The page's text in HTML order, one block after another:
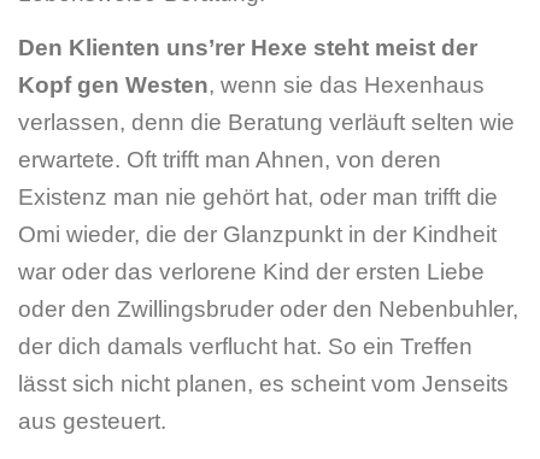
Den Klienten uns’rer Hexe steht meist der
Kopf gen Westen, wenn sie das Hexenhaus
verlassen, denn die Beratung verläuft selten wie
erwartete. Oft trifft man Ahnen, von deren
Existenz man nie gehört hat, oder man trifft die
Omi wieder, die der Glanzpunkt in der Kindheit
war oder das verlorene Kind der ersten Liebe
oder den Zwillingsbruder oder den Nebenbuhler,
der dich damals verflucht hat. So ein Treffen
lässt sich nicht planen, es scheint vom Jenseits
aus gesteuert.